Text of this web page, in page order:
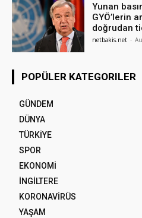
Yunan
GYÖ’lerin
doğrudan
netbakis.net -
POPÜLER KATEGORILER
GÜNDEM
DÜNYA
TÜRKİYE
SPOR
EKONOMİ
İNGİLTERE
KORONAVİRÜS
YAŞAM